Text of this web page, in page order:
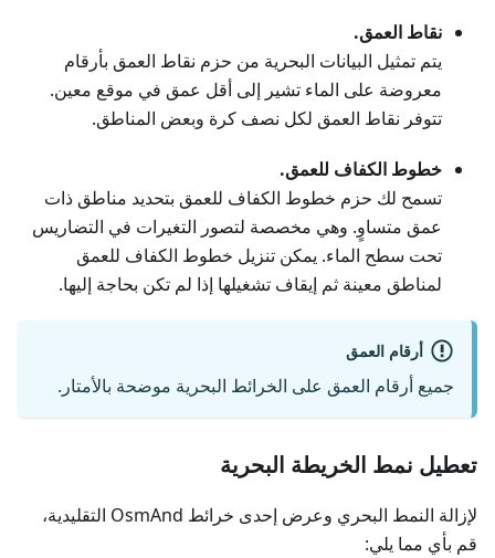
نقاط العمق.
يتم تمثيل البيانات البحرية من حزم نقاط العمق بأرقام
معروضة على الماء تشير إلى أقل عمق في موقع معين.
تتوفر نقاط العمق لكل نصف كرة وبعض المناطق.
خطوط الكفاف للعمق.
تسمح لك حزم خطوط الكفاف للعمق بتحديد مناطق ذات
عمق متساوٍ. وهي مخصصة لتصور التغيرات في التضاريس
تحت سطح الماء. يمكن تنزيل خطوط الكفاف للعمق
لمناطق معينة ثم إيقاف تشغيلها إذا لم تكن بحاجة إليها.
أرقام العمق
جميع أرقام العمق على الخرائط البحرية موضحة بالأمتار.
تعطيل نمط الخريطة البحرية
لإزالة النمط البحري وعرض إحدى خرائط OsmAnd التقليدية،
قم بأي مما يلي: